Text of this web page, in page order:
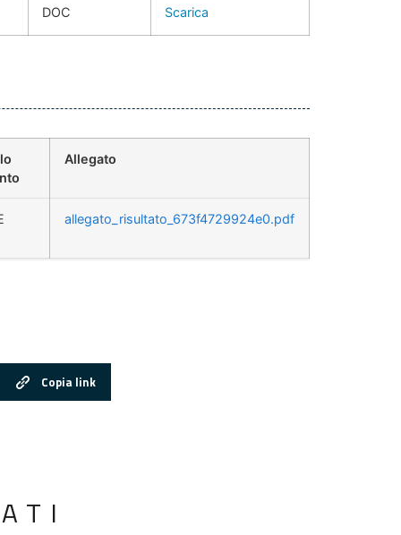
DOC Scarica
Allegato
allegato_risultato_673f4729924e0.pdf
Copia link